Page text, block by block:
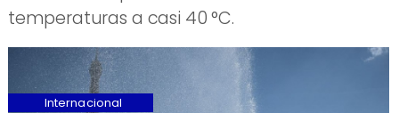
temperaturas a casi 40 °C.
Internacional